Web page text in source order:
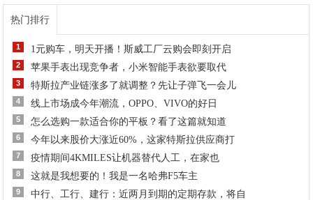
热门排行
1 1元购车，明天开播！斯威工厂云购会即刻开启
2 苹果手表出现竞争者，小米智能手表欲要取代
3 特斯拉产业链涨多了就调整？先让子弹飞一会儿
4 线上市场成今年潮流，OPPO、VIVO的好日
5 怎么选购一款适合你的平板？看了这篇就知道
6 今年以来股价大涨近60%，这家特斯拉供应商打
7 疫情期间4KMILES让机器替代人工，在家也
8 这就是我想要的！我是一名哈弗F5车主
9 中行、工行、建行：近两月到期的定期存款，将自